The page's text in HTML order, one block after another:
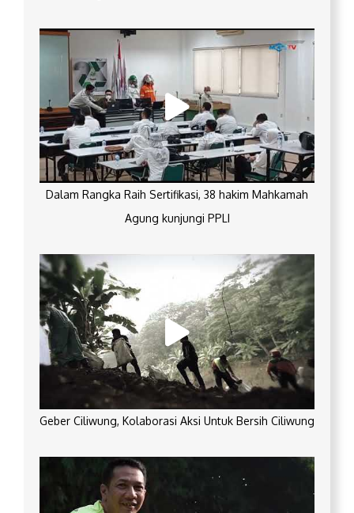
Dalam Rangka Raih Sertifikasi, 38 hakim Mahkamah
Agung kunjungi PPLI
Geber Ciliwung, Kolaborasi Aksi Untuk Bersih Ciliwung